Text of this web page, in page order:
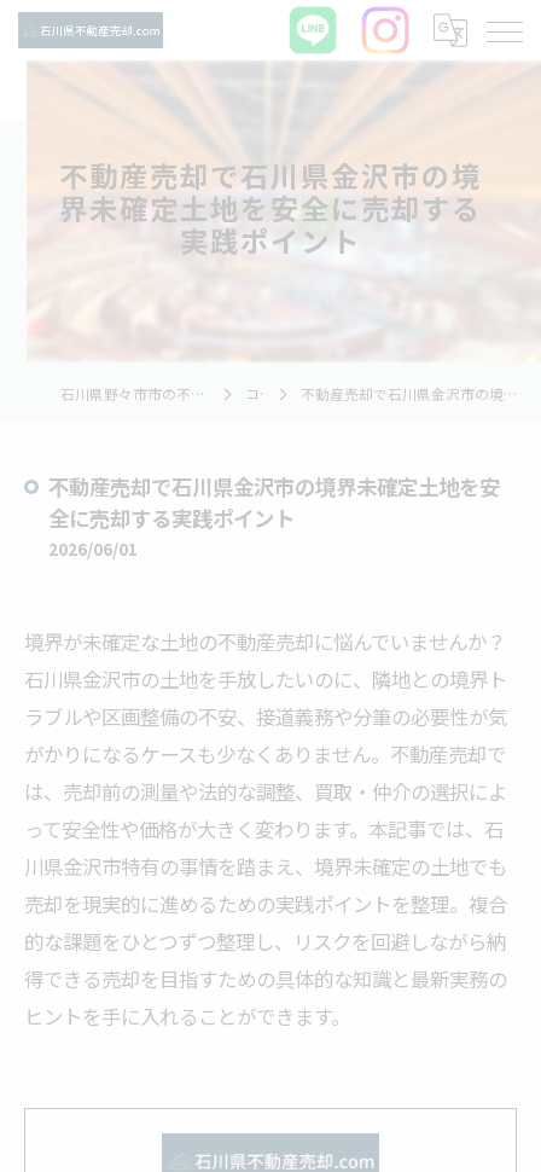
不動産売却で石川県金沢市の境
界未確定土地を安全に売却する
実践ポイント
石川県野々市市の不動産売却ならTNホーム株式会社 コラム 不動産売却で石川県金沢市の境界未確定土地を安全に売却する実践ポイント
不動産売却で石川県金沢市の境界未確定土地を安
全に売却する実践ポイント
2026/06/01
境界が未確定な土地の不動産売却に悩んでいませんか？
石川県金沢市の土地を手放したいのに、隣地との境界ト
ラブルや区画整備の不安、接道義務や分筆の必要性が気
がかりになるケースも少なくありません。不動産売却で
は、売却前の測量や法的な調整、買取・仲介の選択によ
って安全性や価格が大きく変わります。本記事では、石
川県金沢市特有の事情を踏まえ、境界未確定の土地でも
売却を現実的に進めるための実践ポイントを整理。複合
的な課題をひとつずつ整理し、リスクを回避しながら納
得できる売却を目指すための具体的な知識と最新実務の
ヒントを手に入れることができます。